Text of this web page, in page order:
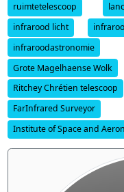
ruimtetelescoop
infrarood licht
infraroodastronomie
Grote Magelhaense Wolk
Ritchey Chrétien telescoop
FarInfrared Surveyor
Institute of Space and